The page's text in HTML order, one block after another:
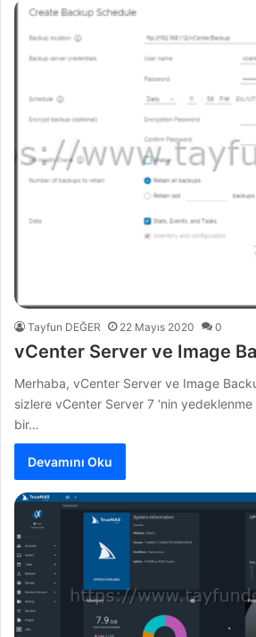
Tayfun DEĞER 22 Mayıs 2020 0
vCenter Server ve Image
Merhaba, vCenter Server ve Image
sizlere vCenter Server 7 ‘nin
bir…
Devamını Oku